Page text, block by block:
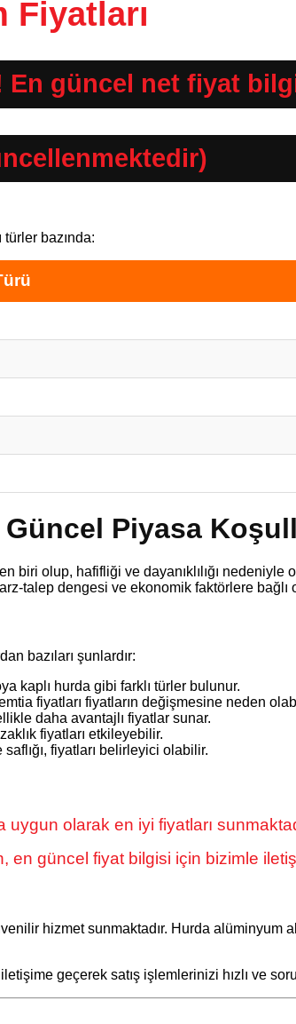
Fiyatları
En güncel net fiyat
türler bazında:
Piyasa
olup, hafifliği ve dayanıklılığı
talep dengesi ve ekonomik faktörlere
bazıları şunlardır:
kaplı hurda gibi farklı türler bulunur.
fiyatları fiyatların değişmesine neden
daha avantajlı fiyatlar sunar.
fiyatları etkileyebilir.
fiyatları belirleyici olabilir.
olarak en iyi fiyatları
en güncel fiyat bilgisi için bizimle
hizmet sunmaktadır. Hurda
geçerek satış işlemlerinizi hızlı ve